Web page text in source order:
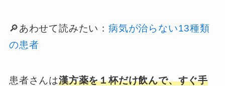
🔎あわせて読みたい： 病気が治らない13種類
の患者
患者さんは漢方薬を１杯だけ飲んで、すぐ手